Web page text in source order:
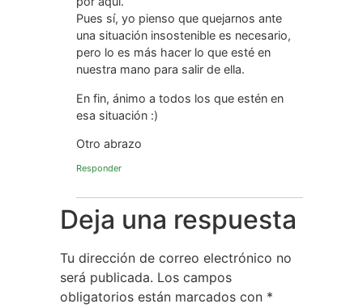
por sí solas, y está claro que nosotros
somos los primeros responsables de
nuestros actos y de conseguir o no lo que
queremos.
Responder
Elena
Jejeje, gracias Rubén!
Siempre me da un chute de energía leerte
por aquí.
Pues sí, yo pienso que quejarnos ante
una situación insostenible es necesario,